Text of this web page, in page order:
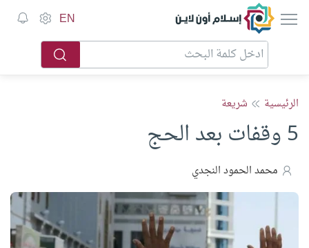
إسلام أون لاين EN
الرئيسية شريعة
5 وقفات بعد الحج
محمد الحمود النجدي